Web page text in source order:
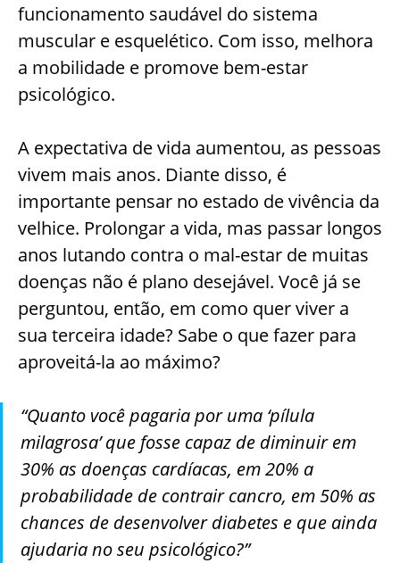
funcionamento saudável do sistema
muscular e esquelético. Com isso, melhora
a mobilidade e promove bem-estar
psicológico.
A expectativa de vida aumentou, as pessoas
vivem mais anos. Diante disso, é
importante pensar no estado de vivência da
velhice. Prolongar a vida, mas passar longos
anos lutando contra o mal-estar de muitas
doenças não é plano desejável. Você já se
perguntou, então, em como quer viver a
sua terceira idade? Sabe o que fazer para
aproveitá-la ao máximo?
“Quanto você pagaria por uma ‘pílula
milagrosa’ que fosse capaz de diminuir em
30% as doenças cardíacas, em 20% a
probabilidade de contrair cancro, em 50% as
chances de desenvolver diabetes e que ainda
ajudaria no seu psicológico?”